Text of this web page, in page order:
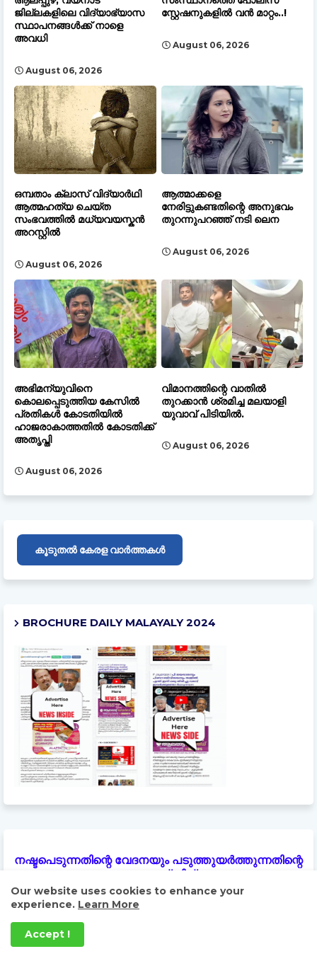
ജില്ലകളിലെ വിദ്യാഭ്യാസ
സ്ഥാപനങ്ങൾക്ക് നാളെ
അവധി
August 06, 2026
സ്റ്റേഷനുകളിൽ വൻ മാറ്റം..!
August 06, 2026
ഒമ്പതാം ക്ലാസ് വിദ്യാർഥി
ആത്മഹത്യ ചെയ്ത
സംഭവത്തിൽ മധ്യവയസ്കൻ
അറസ്റ്റിൽ
August 06, 2026
ആത്മാക്കളെ
നേരിട്ടുകണ്ടതിന്റെ അനുഭവം
തുറന്നുപറഞ്ഞ് നടി ലെന
August 06, 2026
അഭിമന്യുവിനെ
കൊലപ്പെടുത്തിയ കേസിൽ
പ്രതികൾ കോടതിയിൽ
ഹാജരാകാത്തതിൽ കോടതിക്ക്
അതൃപ്തി
August 06, 2026
വിമാനത്തിന്റെ വാതിൽ
തുറക്കാൻ ശ്രമിച്ച മലയാളി
യുവാവ് പിടിയിൽ.
August 06, 2026
കൂടുതൽ കേരള വാർത്തകൾ
BROCHURE DAILY MALAYALY 2024
നഷ്ടപെടുന്നതിന്റെ വേദനയും പടുത്തുയർത്തുന്നതിന്റെ
സന്തോഷവും പുതുതലമുറയ്ക്കില്ല..
Our website uses cookies to enhance your
experience. Learn More
Accept !